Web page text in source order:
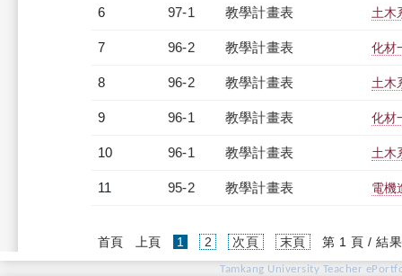
6 97-1 教學計畫表 土木
7 96-2 教學計畫表 化材
8 96-2 教學計畫表 土木
9 96-1 教學計畫表 化材
10 96-1 教學計畫表 土木
11 95-2 教學計畫表 電機
首頁 上頁 1 (current)
2 次頁 末頁 第 1 頁 / 結
Tamkang University Teacher